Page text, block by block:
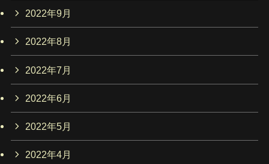
2022年9月
2022年8月
2022年7月
2022年6月
2022年5月
2022年4月